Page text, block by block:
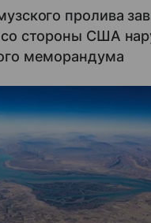
пролива
стороны США
меморандума